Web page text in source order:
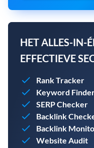
HET ALLES-IN-
EFFECTIEVE
Rank Tracker
Keyword
SERP Checker
Backlink
Backlink
Website Audit